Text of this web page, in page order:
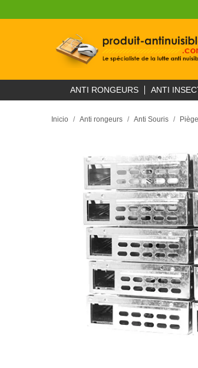
ANTI RONGEURS ANTI
Inicio Anti rongeurs Anti Souris